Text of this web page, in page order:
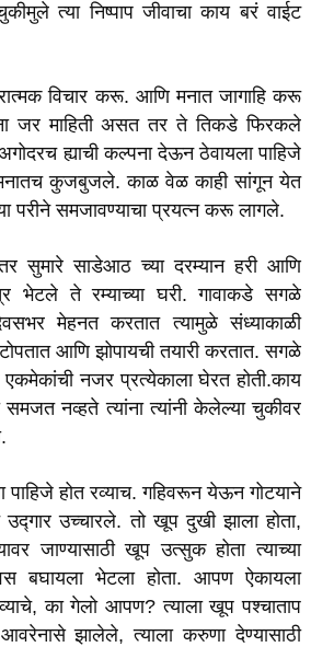
त्या निष्पाप जीवाचा काय बरं वाईट
विचार करू. आणि मनात जागाहि करू
जर माहिती असत तर ते तिकडे फिरकले
ह्याची कल्पना देऊन ठेवायला पाहिजे
मनातच कुजबुजले. काळ वेळ काही सांगून येत
परीने समजावण्याचा प्रयत्न करू लागले.
सुमारे साडेआठ च्या दरम्यान हरी आणि
भेटले ते रम्याच्या घरी. गावाकडे सगळे
मेहनत करतात त्यामुळे संध्याकाळी
आणि झोपायची तयारी करतात. सगळे
एकमेकांची नजर प्रत्येकाला घेरत होती.काय
समजत नव्हते त्यांना त्यांनी केलेल्या चुकीवर
होत रव्याच. गहिवरून येऊन गोटयाने
उच्चारले. तो खूप दुखी झाला होता,
जाण्यासाठी खूप उत्सुक होता त्याच्या
बघायला भेटला होता. आपण ऐकायला
का गेलो आपण? त्याला खूप पश्चाताप
झालेले, त्याला करुणा देण्यासाठी